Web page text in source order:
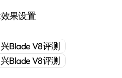
果设置